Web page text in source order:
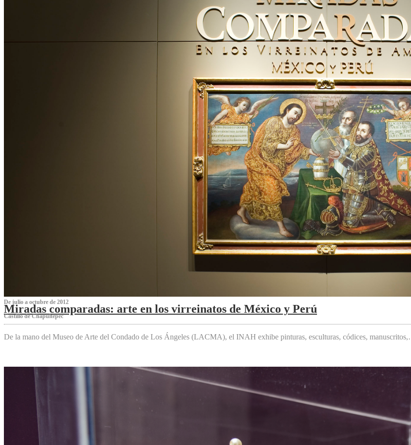
De julio a octubre de 2012
Miradas comparadas: arte en los virreinatos de México y Perú
Castillo de Chapultepec
De la mano del Museo de Arte del Condado de Los Ángeles (LACMA), el INAH exhibe pinturas, esculturas, códices,